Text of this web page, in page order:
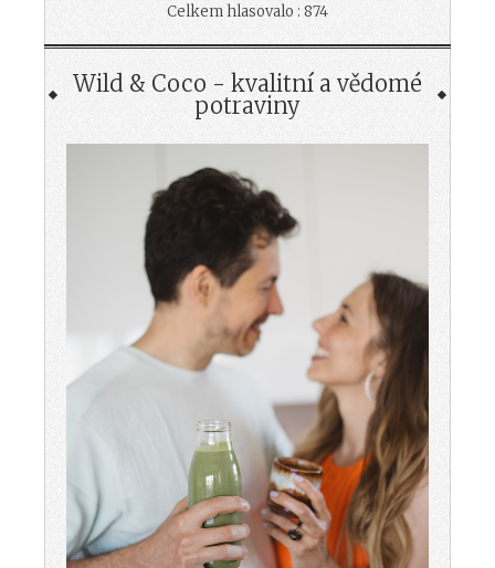
Celkem hlasovalo : 874
Wild & Coco - kvalitní a vědomé
potraviny